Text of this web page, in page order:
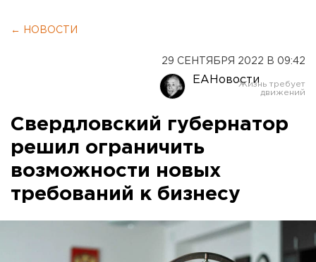
← НОВОСТИ
29 СЕНТЯБРЯ 2022 В 09:42
ЕАНовости
Свердловский губернатор
решил ограничить
возможности новых
требований к бизнесу